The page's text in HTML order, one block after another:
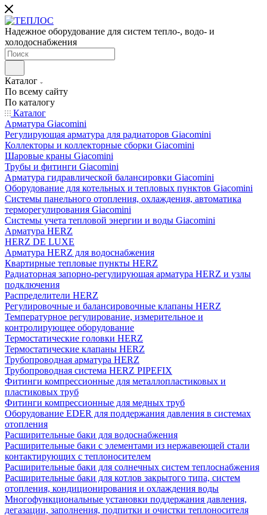
Надежное оборудование для систем тепло-, водо- и
холодоснабжения
Каталог
По всему сайту
По каталогу
Каталог
Арматура Giacomini
Регулирующая арматура для радиаторов Giacomini
Коллекторы и коллекторные сборки Giacomini
Шаровые краны Giacomini
Трубы и фитинги Giacomini
Арматура гидравлической балансировки Giacomini
Оборудование для котельных и тепловых пунктов Giacomini
Системы панельного отопления, охлаждения, автоматика
терморегулирования Giacomini
Системы учета тепловой энергии и воды Giacomini
Арматура HERZ
HERZ DE LUXE
Арматура HERZ для водоснабжения
Квартирные тепловые пункты HERZ
Радиаторная запорно-регулирующая арматура HERZ и узлы
подключения
Распределители HERZ
Регулировочные и балансировочные клапаны HERZ
Температурное регулирование, измерительное и
контролирующее оборудование
Термостатические головки HERZ
Термостатические клапаны HERZ
Трубопроводная арматура HERZ
Трубопроводная система HERZ PIPEFIX
Фитинги компрессионные для металлопластиковых и
пластиковых труб
Фитинги компрессионные для медных труб
Оборудование EDER для поддержания давления в системах
отопления
Расширительные баки для водоснабжения
Расширительные баки с элементами из нержавеющей стали
контактирующих с теплоносителем
Расширительные баки для солнечных систем теплоснабжения
Расширительные баки для котлов закрытого типа, систем
отопления, кондиционирования и охлаждения воды
Многофункциональные установки поддержания давления,
дегазации, заполнения, подпитки и очистки теплоносителя